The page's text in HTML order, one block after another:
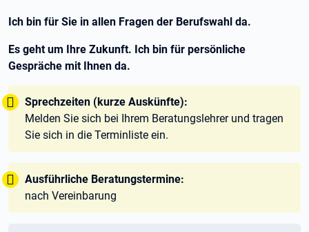
Ich bin für Sie in allen Fragen der Berufswahl da.
Es geht um Ihre Zukunft. Ich bin für persönliche
Gespräche mit Ihnen da.
Tipp:
Sprechzeiten (kurze Auskünfte):
Melden Sie sich bei Ihrem Beratungslehrer und tragen
Sie sich in die Terminliste ein.
Tipp:
Ausführliche Beratungstermine:
nach Vereinbarung